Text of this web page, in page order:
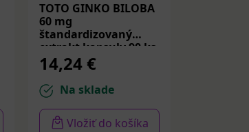
TOTO GINKO BILOBA
60 mg
štandardizovaný
extrakt kapsuly 90 ks
14,24 €
Na sklade
Vložiť do košíka